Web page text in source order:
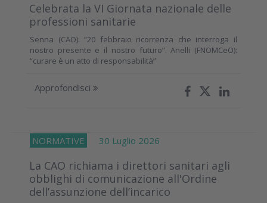
Celebrata la VI Giornata nazionale delle
professioni sanitarie
Senna (CAO): “20 febbraio ricorrenza che interroga il
nostro presente e il nostro futuro”. Anelli (FNOMCeO):
“curare è un atto di responsabilità”
Approfondisci
NORMATIVE 30 Luglio 2026
La CAO richiama i direttori sanitari agli
obblighi di comunicazione all'Ordine
dell’assunzione dell’incarico